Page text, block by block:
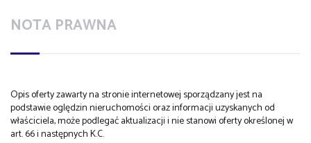
NOTA PRAWNA
Opis oferty zawarty na stronie internetowej sporządzany jest na
podstawie oględzin nieruchomości oraz informacji uzyskanych od
właściciela, może podlegać aktualizacji i nie stanowi oferty określonej w
art. 66 i następnych K.C.